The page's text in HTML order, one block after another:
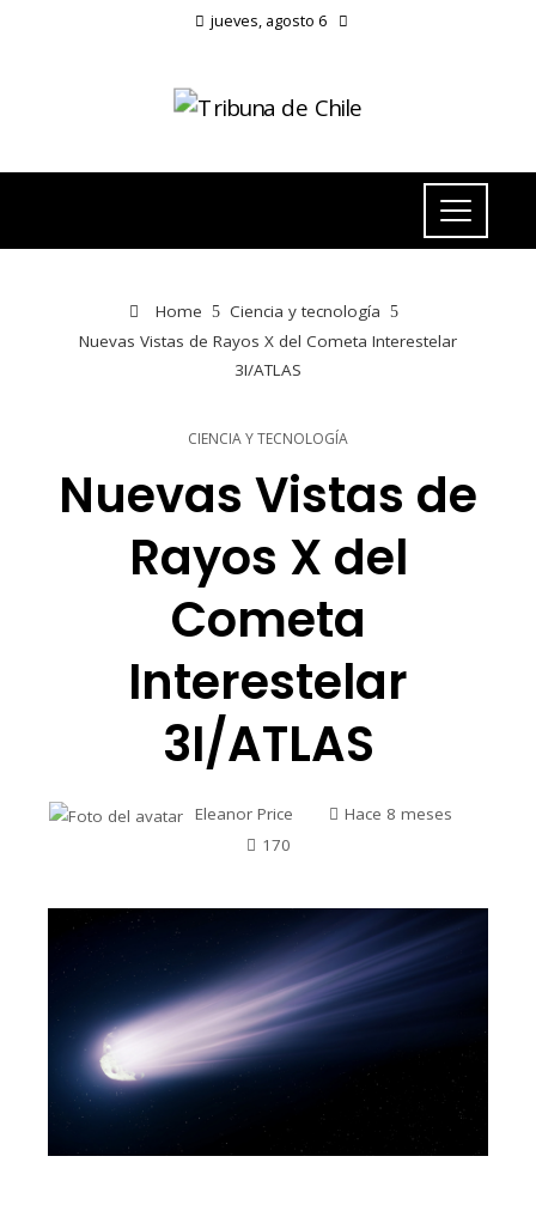
jueves, agosto 6
Home
Ciencia y tecnología
Nuevas Vistas de Rayos X del Cometa Interestelar
3I/ATLAS
CIENCIA Y TECNOLOGÍA
Nuevas Vistas de
Rayos X del
Cometa
Interestelar
3I/ATLAS
Eleanor Price
Hace 8 meses
170